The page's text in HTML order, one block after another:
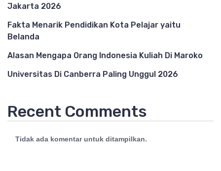
Jakarta 2026
Fakta Menarik Pendidikan Kota Pelajar yaitu
Belanda
Alasan Mengapa Orang Indonesia Kuliah Di Maroko
Universitas Di Canberra Paling Unggul 2026
Recent Comments
Tidak ada komentar untuk ditampilkan.